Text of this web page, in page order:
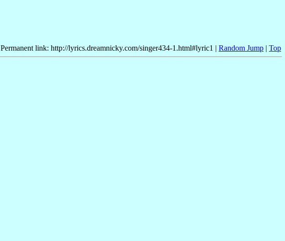
Permanent link: http://lyrics.dreamnicky.com/singer434-1.html#lyric1 | Random Jump | Top